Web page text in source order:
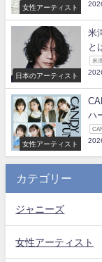
女性アーティスト
日本のアーティスト
米
と
米
女性アーティスト
ハ
カテゴリー
ジャニーズ
女性アーティスト